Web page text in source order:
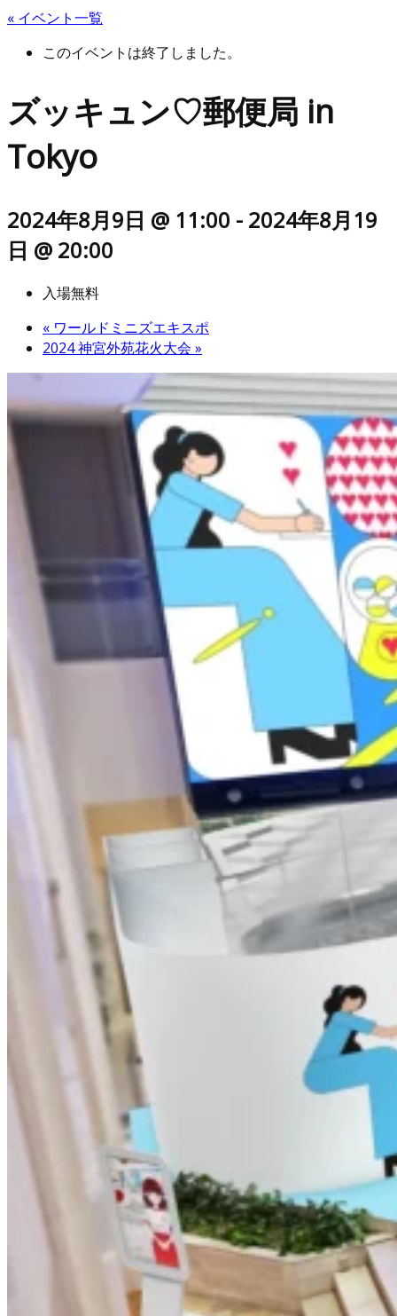
« イベント一覧
このイベントは終了しました。
ズッキュン♡郵便局 in
Tokyo
2024年8月9日 @ 11:00 - 2024年8月19
日 @ 20:00
入場無料
« ワールドミニズエキスポ
2024 神宮外苑花火大会 »